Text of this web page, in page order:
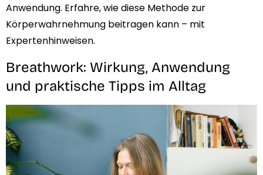
Anwendung. Erfahre, wie diese Methode zur
Körperwahrnehmung beitragen kann – mit
Expertenhinweisen.
Breathwork: Wirkung, Anwendung
und praktische Tipps im Alltag